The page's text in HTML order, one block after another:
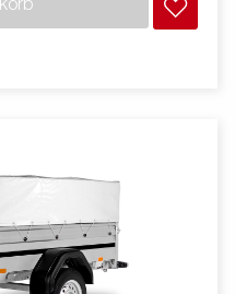
Illustration und können